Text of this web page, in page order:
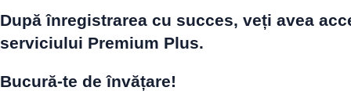
După înregistrarea cu succes, veți avea
serviciului Premium Plus.
Bucură-te de învățare!